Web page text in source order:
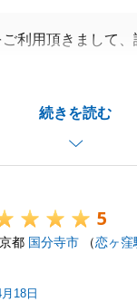
続きを読む
利用頂きまして
ませんでした。
要書類のご準備やタ
き、重ねて御礼
事に取引を完了す
とを楽しみにして
5
都 国分寺市 （恋ヶ窪
18日